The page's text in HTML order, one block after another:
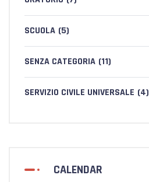
SCUOLA (5)
SENZA CATEGORIA (11)
SERVIZIO CIVILE UNIVERSALE (4)
CALENDAR